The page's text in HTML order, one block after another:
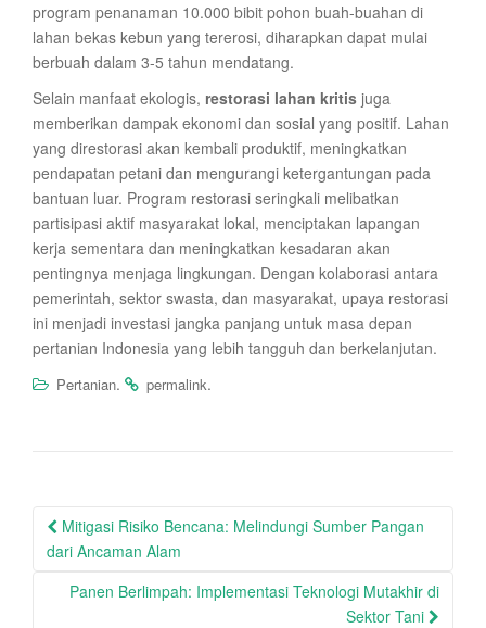
program penanaman 10.000 bibit pohon buah-buahan di
lahan bekas kebun yang tererosi, diharapkan dapat mulai
berbuah dalam 3-5 tahun mendatang.
Selain manfaat ekologis, restorasi lahan kritis juga
memberikan dampak ekonomi dan sosial yang positif. Lahan
yang direstorasi akan kembali produktif, meningkatkan
pendapatan petani dan mengurangi ketergantungan pada
bantuan luar. Program restorasi seringkali melibatkan
partisipasi aktif masyarakat lokal, menciptakan lapangan
kerja sementara dan meningkatkan kesadaran akan
pentingnya menjaga lingkungan. Dengan kolaborasi antara
pemerintah, sektor swasta, dan masyarakat, upaya restorasi
ini menjadi investasi jangka panjang untuk masa depan
pertanian Indonesia yang lebih tangguh dan berkelanjutan.
Pertanian. permalink.
Post
navigation
Mitigasi Risiko Bencana: Melindungi Sumber Pangan
dari Ancaman Alam
Panen Berlimpah: Implementasi Teknologi Mutakhir di
Sektor Tani